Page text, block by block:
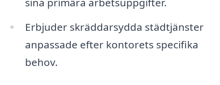
Erbjuder skräddarsydda städtjänster
anpassade efter kontorets specifika
behov.